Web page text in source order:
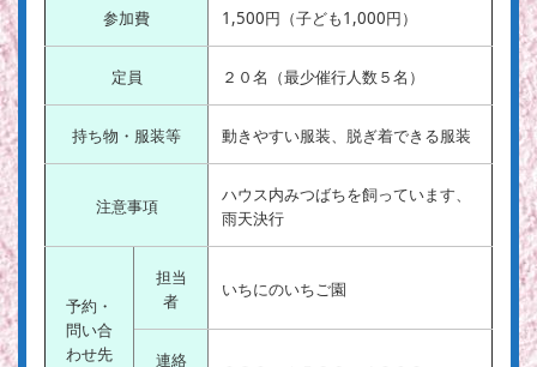
参加費 1,500円（子ども1,000円）
定員 ２０名（最少催行人数５名）
持ち物・服装等 動きやすい服装、脱ぎ着できる服装
注意事項
ハウス内みつばちを飼っています、
雨天決行
予約・
問い合
わせ先
担当
者
いちにのいちご園
連絡